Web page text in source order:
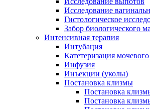
Исследование
Гистологическое
Забор биологического
Интенсивная терапия
Интубация
Катетеризация
Инфузия
Инъекции (уколы)
Постановка клизмы
Постановка
Постановка